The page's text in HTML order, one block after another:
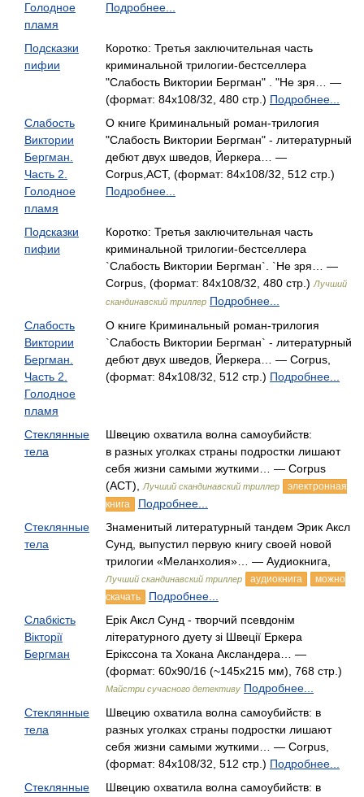
Голодное
пламя
Подробнее...
Подсказки
пифии
Коротко: Третья заключительная часть
криминальной трилогии-бестселлера
"Слабость Виктории Бергман" . "Не зря… —
(формат: 84x108/32, 480 стр.) Подробнее...
Слабость
Виктории
Бергман.
Часть 2.
Голодное
пламя
О книге Криминальный роман-трилогия
"Слабость Виктории Бергман" - литературный
дебют двух шведов, Йеркера… —
Corpus,АСТ, (формат: 84x108/32, 512 стр.)
Подробнее...
Подсказки
пифии
Коротко: Третья заключительная часть
криминальной трилогии-бестселлера
`Слабость Виктории Бергман`. `Не зря… —
Corpus, (формат: 84x108/32, 480 стр.) Лучший
скандинавский триллер Подробнее...
Слабость
Виктории
Бергман.
Часть 2.
Голодное
пламя
О книге Криминальный роман-трилогия
`Слабость Виктории Бергман` - литературный
дебют двух шведов, Йеркера… — Corpus,
(формат: 84x108/32, 512 стр.) Подробнее...
Стеклянные
тела
Швецию охватила волна самоубийств:
в разных уголках страны подростки лишают
себя жизни самыми жуткими… — Corpus
(АСТ),
Лучший скандинавский триллер
электронная
книга
Подробнее...
Стеклянные
тела
Знаменитый литературный тандем Эрик Аксл
Сунд, выпустил первую книгу своей новой
трилогии «Меланхолия»… — Аудиокнига,
Лучший скандинавский триллер аудиокнига
можно
скачать
Подробнее...
Слабкість
Вікторії
Бергман
Ерік Аксл Сунд - творчий псевдонім
літературного дуету зі Швеції Еркера
Ерікссона та Хокана Аксландера… —
(формат: 60х90/16 (~145х215 мм), 768 стр.)
Майстри сучасного детективу Подробнее...
Стеклянные
тела
Швецию охватила волна самоубийств: в
разных уголках страны подростки лишают
себя жизни самыми жуткими… — Corpus,
(формат: 84x108/32, 512 стр.) Подробнее...
Стеклянные
Швецию охватила волна самоубийств: в